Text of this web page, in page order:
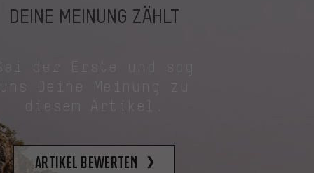
DEINE MEINUNG ZÄHLT
diesem Artikel.
Artikel bewerten